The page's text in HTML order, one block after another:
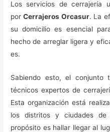
Los servicios de cerrajería
porCerrajeros Orcasur. La
su domicilio es esencial
hecho de arreglar ligera y
es.
Sabiendo esto, el
técnicos expertos de
Esta organización está
los distritos y ciudades
propósito es hallar llegar al